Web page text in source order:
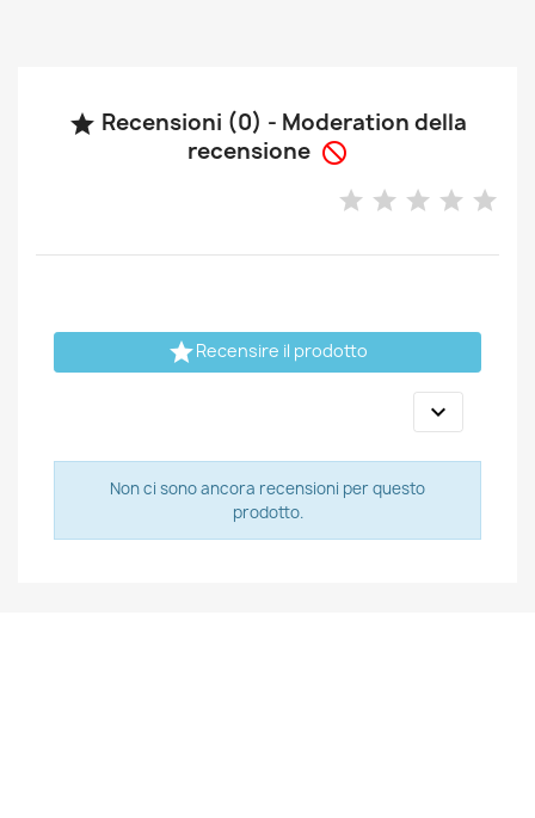
 Recensioni (0) - Moderation della
recensione 
Recensire il prodotto

Non ci sono ancora recensioni per questo
prodotto.